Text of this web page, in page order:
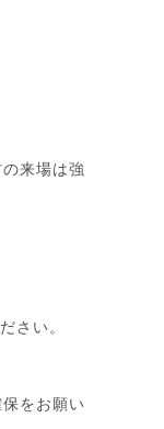
来場は強
さい。
をお願い